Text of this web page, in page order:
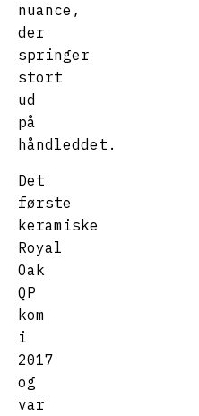
nuance,
der
springer
stort
ud
på
håndleddet.
Det
første
keramiske
Royal
Oak
QP
kom
i
2017
og
var